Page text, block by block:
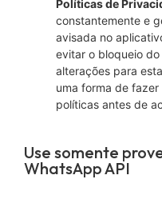
Políticas de
constantemente e
avisada no
evitar o bloqueio
alterações para
uma forma de
políticas antes de
Use somente
WhatsApp API